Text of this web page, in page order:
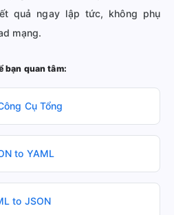
quả ngay lập tức, không phụ
mạng.
bạn quan tâm:
Cụ Tổng
to YAML
to JSON